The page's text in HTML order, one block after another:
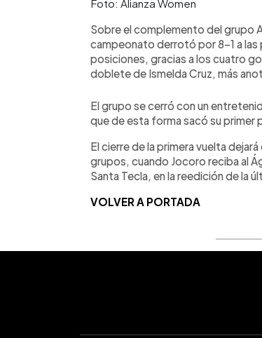
Foto: Alianza Women
Sobre el complemento del grupo
campeonato derrotó por 8-1 a las
posiciones, gracias a los cuatro
doblete de Ismelda Cruz, más
El grupo se cerró con un
que de esta forma sacó su primer
El cierre de la primera vuelta
grupos, cuando Jocoro reciba al
Santa Tecla, en la reedición de la
VOLVER A PORTADA